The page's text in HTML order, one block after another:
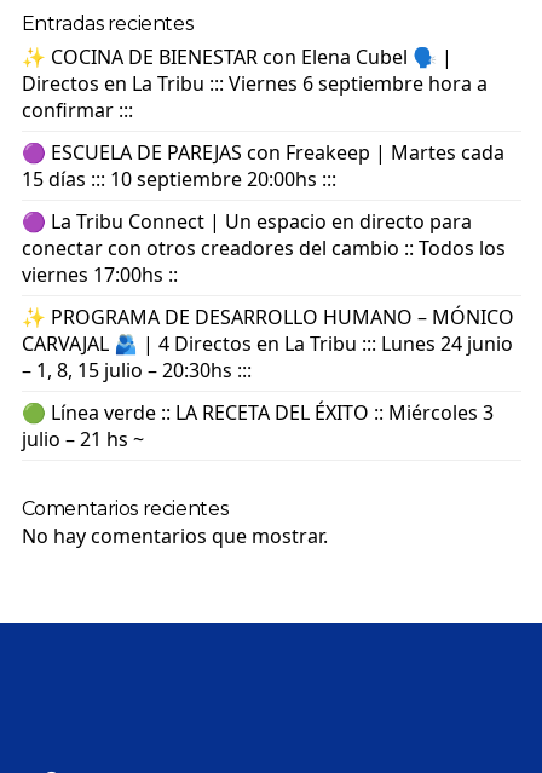
Entradas recientes
✨ COCINA DE BIENESTAR con Elena Cubel 🗣️ |
Directos en La Tribu ::: Viernes 6 septiembre hora a
confirmar :::
🟣 ESCUELA DE PAREJAS con Freakeep | Martes cada
15 días ::: 10 septiembre 20:00hs :::
🟣 La Tribu Connect | Un espacio en directo para
conectar con otros creadores del cambio :: Todos los
viernes 17:00hs ::
✨ PROGRAMA DE DESARROLLO HUMANO – MÓNICO
CARVAJAL 🫂 | 4 Directos en La Tribu ::: Lunes 24 junio
– 1, 8, 15 julio – 20:30hs :::
🟢 Línea verde :: LA RECETA DEL ÉXITO :: Miércoles 3
julio – 21 hs ~
Comentarios recientes
No hay comentarios que mostrar.